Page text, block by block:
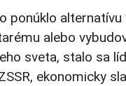
ponúklo
alebo
sveta, stalo sa
ekonomicky